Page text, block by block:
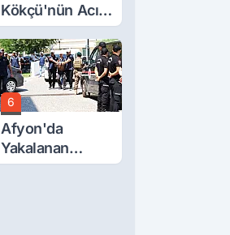
Kökçü'nün Acı
Günü... Cenaze
Namazı
Emirdağ'da
6
Afyon'da
Yakalanan
FETÖ'cü